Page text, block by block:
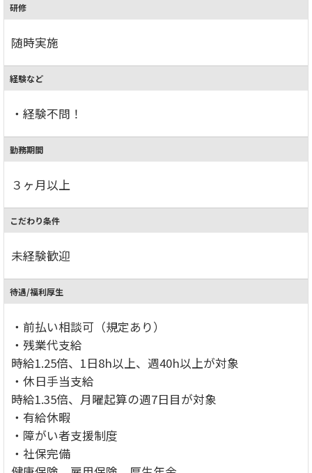
研修
随時実施
経験など
・経験不問！
勤務期間
３ヶ月以上
こだわり条件
未経験歓迎
待遇/福利厚生
・前払い相談可（規定あり）
・残業代支給
時給1.25倍、1日8h以上、週40h以上が対象
・休日手当支給
時給1.35倍、月曜起算の週7日目が対象
・有給休暇
・障がい者支援制度
・社保完備